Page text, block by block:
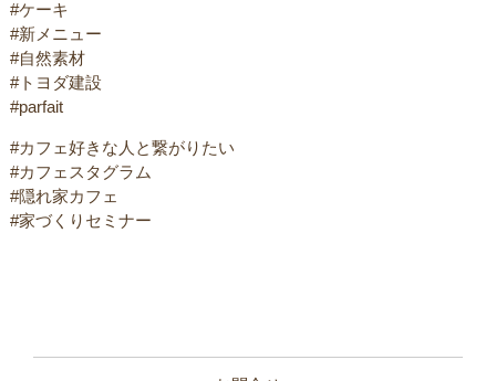
#ケーキ
#新メニュー
#自然素材
#トヨダ建設
#parfait
#カフェ好きな人と繋がりたい
#カフェスタグラム
#隠れ家カフェ
#家づくりセミナー